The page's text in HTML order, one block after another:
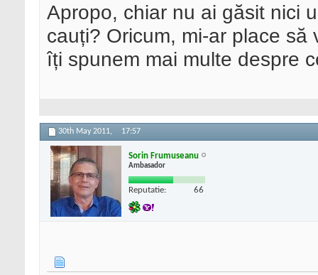
Apropo, chiar nu ai găsit nici
cauți? Oricum, mi-ar place
îți spunem mai multe despre
30th May 2011, 17:57
Sorin Frumuseanu
Ambasador
Reputatie: 66